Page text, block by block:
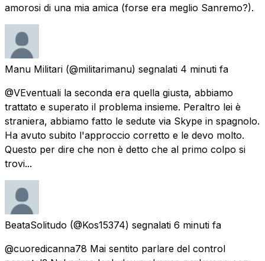
amorosi di una mia amica (forse era meglio Sanremo?).
Manu Militari (@militarimanu) segnalati 4 minuti fa
@VEventuali la seconda era quella giusta, abbiamo
trattato e superato il problema insieme. Peraltro lei è
straniera, abbiamo fatto le sedute via Skype in spagnolo.
Ha avuto subito l'approccio corretto e le devo molto.
Questo per dire che non è detto che al primo colpo si
trovi...
BeataSolitudo (@Kos15374) segnalati 6 minuti fa
@cuoredicanna78 Mai sentito parlare del control